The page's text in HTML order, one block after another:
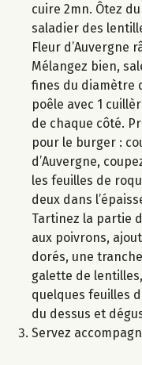
cuire 2mn. Ôtez
saladier des
Fleur d’Auvergne
Mélangez bien,
fines du diamètre
poêle avec 1
de chaque côté.
pour le burger :
d’Auvergne,
les feuilles de
deux dans
Tartinez la partie
aux poivrons,
dorés, une
galette de
quelques feuilles
du dessus et
Servez